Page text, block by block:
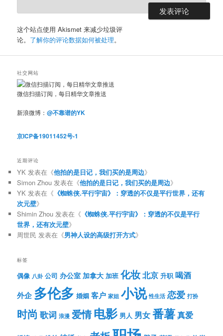
这个站点使用 Akismet 来减少垃圾评
论。 了解你的评论数据如何被处理。
社交网站
微信扫描订阅，每日精华文章推送
新浪微博：@不靠谱的YK
京ICP备19011452号-1
近期评论
YK 发表在《他拍的是日记，我们买的是周边》
Simon Zhou 发表在《他拍的是日记，我们买的是周边》
YK 发表在《 《蜘蛛侠.平行宇宙》：穿透的不仅是平行世界，还有
次元壁》
Shimin Zhou 发表在《 《蜘蛛侠.平行宇宙》：穿透的不仅是平行
世界，还有次元壁》
周世民 发表在《男神人设的高级打开方式》
标签
偶像 八卦 公司 办公室 加拿大 加班 化妆北京 升职 喝酒
外企 多伦多 婚姻 客户 家姐 小说 性生活 恋爱 打扮
时尚 歌词 浪漫 爱情电影 男人 男女番薯真爱